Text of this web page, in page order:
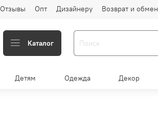
Отзывы Опт Дизайнеру Возврат и обмен
Каталог
Детям Одежда Декор